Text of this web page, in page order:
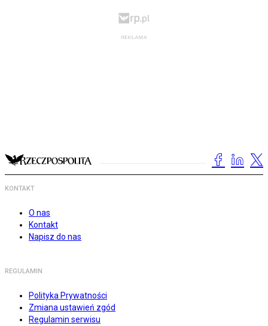
KONTAKT
O nas
Kontakt
Napisz do nas
REGULAMIN
Polityka Prywatności
Zmiana ustawień zgód
Regulamin serwisu